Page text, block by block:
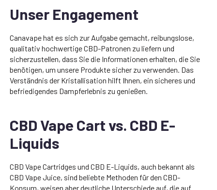
Unser Engagement
Canavape hat es sich zur Aufgabe gemacht, reibungslose,
qualitativ hochwertige CBD-Patronen zu liefern und
sicherzustellen, dass Sie die Informationen erhalten, die Sie
benötigen, um unsere Produkte sicher zu verwenden. Das
Verständnis der Kristallisation hilft Ihnen, ein sicheres und
befriedigendes Dampferlebnis zu genießen.
CBD Vape Cart vs. CBD E-
Liquids
CBD Vape Cartridges und CBD E-Liquids, auch bekannt als
CBD Vape Juice, sind beliebte Methoden für den CBD-
Konsum, weisen aber deutliche Unterschiede auf, die auf